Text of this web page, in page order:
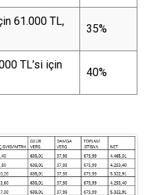
61.000 TL,
35%
TL’si için
40%